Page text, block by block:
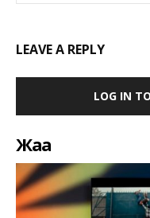
LEAVE A REPLY
LOG IN
Жаңа